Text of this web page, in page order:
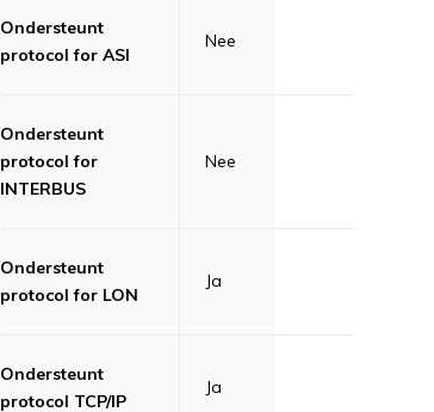
Ondersteunt
protocol for ASI
Nee
Ondersteunt
protocol for
INTERBUS
Nee
Ondersteunt
protocol for LON
Ja
Ondersteunt
protocol TCP/IP
Ja